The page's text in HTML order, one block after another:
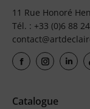
11 Rue Honoré
Tél. : +33 (0)6 88
Catalogue